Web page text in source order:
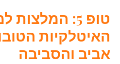
טופ 5: המלצות
האיטלקיות
אביב והסביבה